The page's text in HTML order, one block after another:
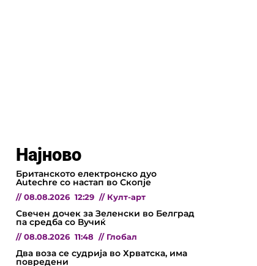
Најново
Британското електронско дуо
Autechre со настап во Скопје
// 08.08.2026 12:29 // Култ-арт
Свечен дочек за Зеленски во Белград
па средба со Вучиќ
// 08.08.2026 11:48 // Глобал
Два воза се судрија во Хрватска, има
повредени